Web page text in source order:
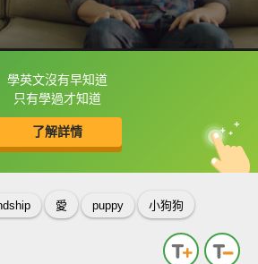
學英文沒有早知道
只有學過才知道
了解詳情
下字幕可以直接查字典喔！
句 中
英
愛 puppy 小狗狗